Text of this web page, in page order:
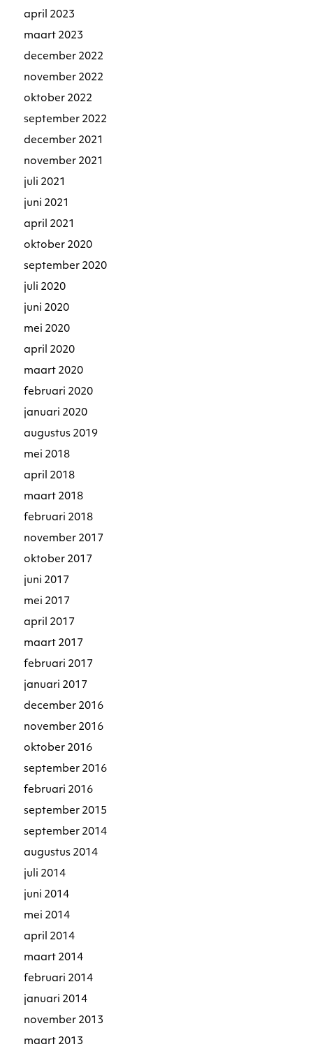
april 2023
maart 2023
december 2022
november 2022
oktober 2022
september 2022
december 2021
november 2021
juli 2021
juni 2021
april 2021
oktober 2020
september 2020
juli 2020
juni 2020
mei 2020
april 2020
maart 2020
februari 2020
januari 2020
augustus 2019
mei 2018
april 2018
maart 2018
februari 2018
november 2017
oktober 2017
juni 2017
mei 2017
april 2017
maart 2017
februari 2017
januari 2017
december 2016
november 2016
oktober 2016
september 2016
februari 2016
september 2015
september 2014
augustus 2014
juli 2014
juni 2014
mei 2014
april 2014
maart 2014
februari 2014
januari 2014
november 2013
maart 2013